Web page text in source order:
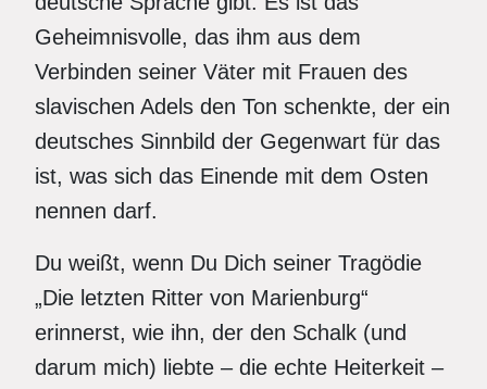
Geheimnisvolle, das ihm aus dem
Verbinden seiner Väter mit Frauen des
slavischen Adels den Ton schenkte, der ein
deutsches Sinnbild der Gegenwart für das
ist, was sich das Einende mit dem Osten
nennen darf.
Du weißt, wenn Du Dich seiner Tragödie
„Die letzten Ritter von Marienburg“
erinnerst, wie ihn, der den Schalk (und
darum mich) liebte – die echte Heiterkeit –